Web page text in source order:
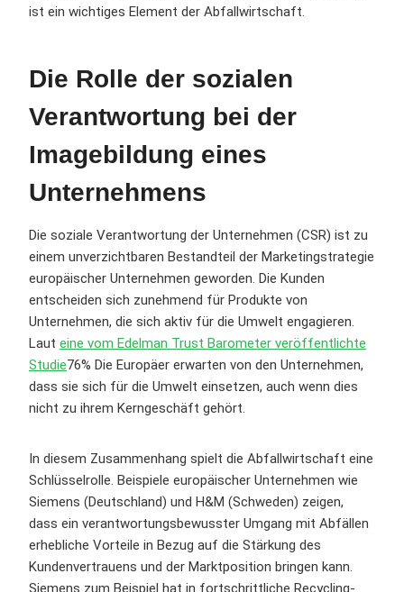
ist ein wichtiges Element der Abfallwirtschaft.
Die Rolle der sozialen
Verantwortung bei der
Imagebildung eines
Unternehmens
Die soziale Verantwortung der Unternehmen (CSR) ist zu
einem unverzichtbaren Bestandteil der Marketingstrategie
europäischer Unternehmen geworden. Die Kunden
entscheiden sich zunehmend für Produkte von
Unternehmen, die sich aktiv für die Umwelt engagieren.
Laut eine vom Edelman Trust Barometer veröffentlichte
Studie76% Die Europäer erwarten von den Unternehmen,
dass sie sich für die Umwelt einsetzen, auch wenn dies
nicht zu ihrem Kerngeschäft gehört.
In diesem Zusammenhang spielt die Abfallwirtschaft eine
Schlüsselrolle. Beispiele europäischer Unternehmen wie
Siemens (Deutschland) und H&M (Schweden) zeigen,
dass ein verantwortungsbewusster Umgang mit Abfällen
erhebliche Vorteile in Bezug auf die Stärkung des
Kundenvertrauens und der Marktposition bringen kann.
Siemens zum Beispiel hat in fortschrittliche Recycling-